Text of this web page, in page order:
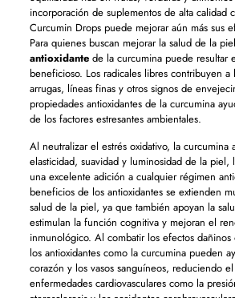
incorporación de suplementos de alta calidad
Curcumin Drops puede mejorar aún más sus
Para quienes buscan mejorar la salud de la
antioxidantede la curcumina puede resultar
beneficioso. Los radicales libres contribuyen
arrugas, líneas finas y otros signos de
propiedades antioxidantes de la curcumina
de los factores estresantes ambientales.
Al neutralizar el estrés oxidativo, la curcumina
elasticidad, suavidad y luminosidad de la
una excelente adición a cualquier régimen
beneficios de los antioxidantes se extienden
salud de la piel, ya que también apoyan la
estimulan la función cognitiva y mejoran el
inmunológico. Al combatir los efectos dañinos
los antioxidantes como la curcumina pueden
corazón y los vasos sanguíneos, reduciendo
enfermedades cardiovasculares como la